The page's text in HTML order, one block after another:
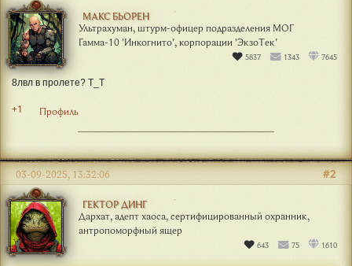
МАКС БЬОРЕН
Ультрахуман, штурм-офицер подразделения МОГ
Гамма-10 'Инкогнито', корпорации 'ЭкзоТек'
5837 1343 7645
8лвл в пролете? Т_Т
+1 Профиль
ГЕКТОР ДИНГ
Дархат, адепт хаоса, сертифицированный охранник,
антропоморфный ящер
643 75 1610
#2
03-09-2025, 13:32:06